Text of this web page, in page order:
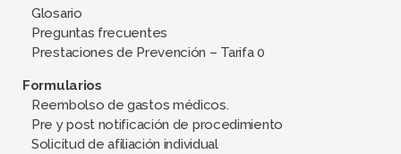
Glosario
Preguntas frecuentes
Prestaciones de Prevención – Tarifa 0
Formularios
Reembolso de gastos médicos.
Pre y post notificación de procedimiento
Solicitud de afiliación individual